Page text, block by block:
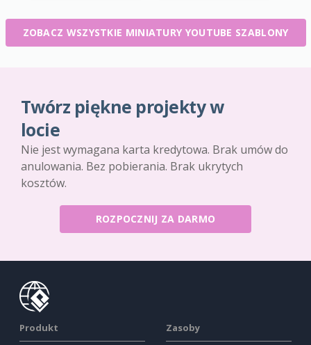
ZOBACZ WSZYSTKIE MINIATURY YOUTUBE SZABLONY
Twórz piękne projekty w
locie
Nie jest wymagana karta kredytowa. Brak umów do
anulowania. Bez pobierania. Brak ukrytych
kosztów.
ROZPOCZNIJ ZA DARMO
Produkt Zasoby